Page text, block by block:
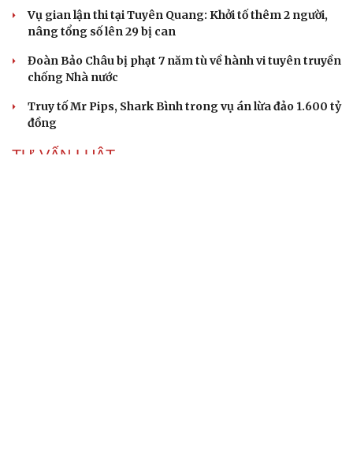
Vụ gian lận thi tại Tuyên Quang: Khởi tố thêm 2 người,
nâng tổng số lên 29 bị can
Đoàn Bảo Châu bị phạt 7 năm tù về hành vi tuyên truyền
chống Nhà nước
Truy tố Mr Pips, Shark Bình trong vụ án lừa đảo 1.600 tỷ
đồng
TƯ VẤN LUẬT